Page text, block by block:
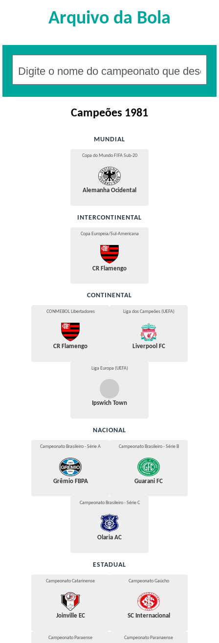
Arquivo da Bola
Campeões 1981
MUNDIAL
Copa do Mundo FIFA Sub-20
Alemanha Ocidental
INTERCONTINENTAL
Copa Europeia/Sul-Americana
CR Flamengo
CONTINENTAL
CONMEBOL Libertadores
CR Flamengo
Liga dos Campeões (UEFA)
Liverpool FC
Liga Europa (UEFA)
Ipswich Town
NACIONAL
Campeonato Brasileiro - Série A
Grêmio FBPA
Campeonato Brasileiro - Série B
Guarani FC
Campeonato Brasileiro - Série C
Olaria AC
ESTADUAL
Campeonato Catarinense
Joinville EC
Campeonato Gaúcho
SC Internacional
Campeonato Paraense Campeonato Paranaense